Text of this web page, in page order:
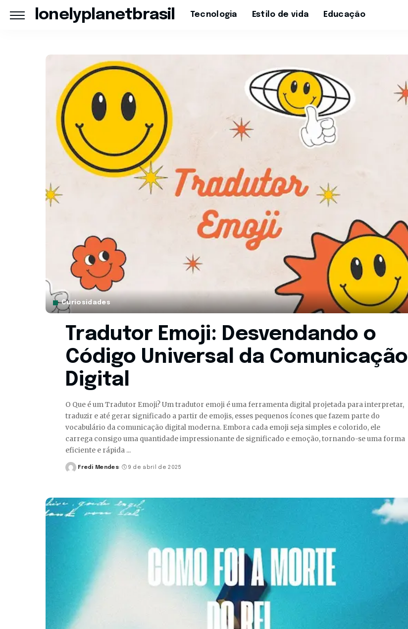
lonelyplanetbrasil Tecnologia Estilo de vida Educação
Curiosidades
Tradutor Emoji: Desvendando o
Código Universal da Comunicação
Digital
O Que é um Tradutor Emoji? Um tradutor emoji é uma ferramenta digital projetada para interpretar,
traduzir e até gerar significado a partir de emojis, esses pequenos ícones que fazem parte do
vocabulário da comunicação digital moderna. Embora cada emoji seja simples e colorido, ele
carrega consigo uma quantidade impressionante de significado e emoção, tornando-se uma forma
eficiente e rápida ...
Posted
Fredi Mendes 9 de abril de 2025